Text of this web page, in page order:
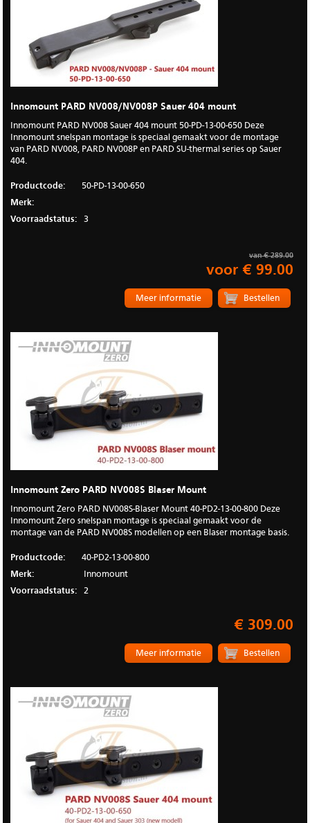
Innomount PARD NV008/NV008P Sauer 404 mount
Innomount PARD NV008 Sauer 404 mount 50-PD-13-00-650 Deze
Innomount snelspan montage is speciaal gemaakt voor de montage
van PARD NV008, PARD NV008P en PARD SU-thermal series op Sauer
404.
Productcode:
50-PD-13-00-650
Merk:
Voorraadstatus:
3
van € 289.00
voor € 99.00
Meer informatie
Innomount Zero PARD NV008S Blaser Mount
Innomount Zero PARD NV008S-Blaser Mount 40-PD2-13-00-800 Deze
Innomount Zero snelspan montage is speciaal gemaakt voor de
montage van de PARD NV008S modellen op een Blaser montage basis.
Productcode:
40-PD2-13-00-800
Merk:
Innomount
Voorraadstatus:
2
€ 309.00
Meer informatie